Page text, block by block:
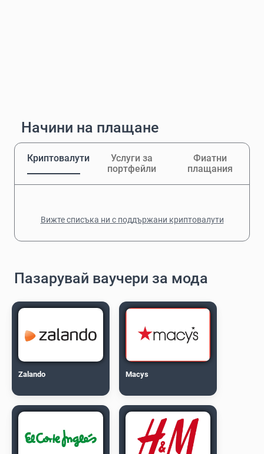
Начини на плащане
Криптовалути
Услуги за
портфейли
Фиатни
плащания
Вижте списъка ни с поддържани криптовалути
Пазарувай ваучери за мода
Zalando Macys